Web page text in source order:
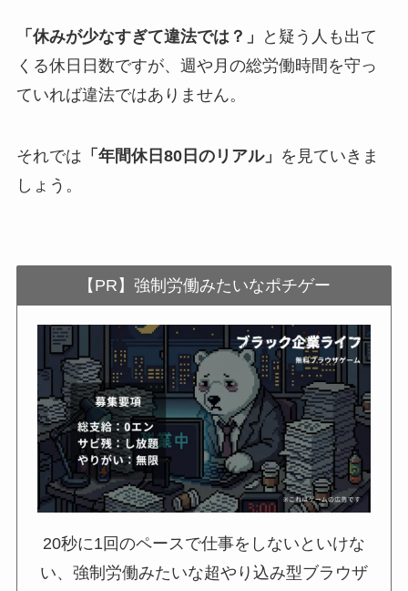
「休みが少なすぎて違法では？」
と疑う人も出て
くる休日日数ですが、週や月の総労働時間を守っ
ていれば違法ではありません。
それでは 「年間休日80日のリアル」 を見ていきま
しょう。
【PR】強制労働みたいなポチゲー
20秒に1回のペースで仕事をしないといけな
い、強制労働みたいな超やり込み型ブラウザ